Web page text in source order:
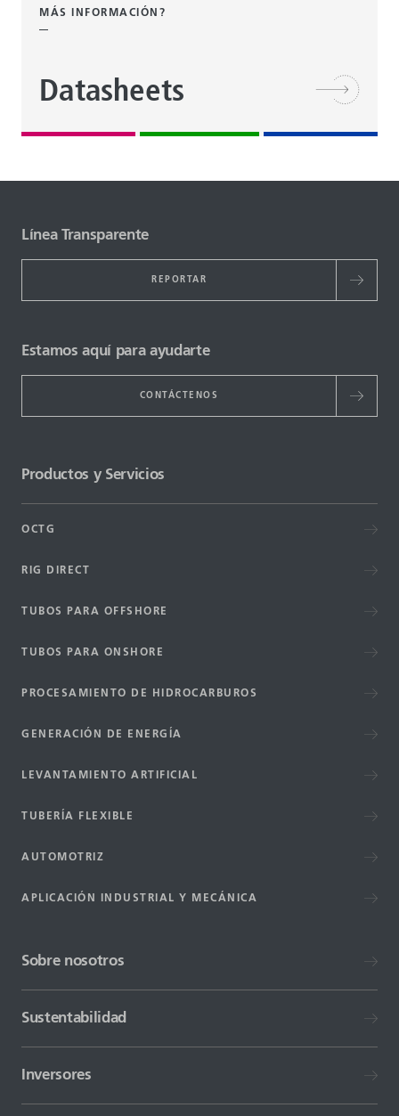
MÁS INFORMACIÓN?
Datasheets
Línea Transparente
REPORTAR
Estamos aquí para ayudarte
CONTÁCTENOS
Productos y Servicios
OCTG
RIG DIRECT
TUBOS PARA OFFSHORE
TUBOS PARA ONSHORE
PROCESAMIENTO DE HIDROCARBUROS
GENERACIÓN DE ENERGÍA
LEVANTAMIENTO ARTIFICIAL
TUBERÍA FLEXIBLE
AUTOMOTRIZ
APLICACIÓN INDUSTRIAL Y MECÁNICA
Sobre nosotros
Sustentabilidad
Inversores